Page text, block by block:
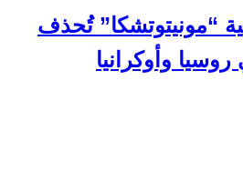
“مونيتوتشكا” تُحذف
وأوكرانيا